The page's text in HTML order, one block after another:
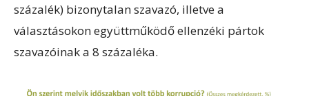
százalék) bizonytalan szavazó, illetve a
választásokon együttműködő ellenzéki pártok
szavazóinak a 8 százaléka.